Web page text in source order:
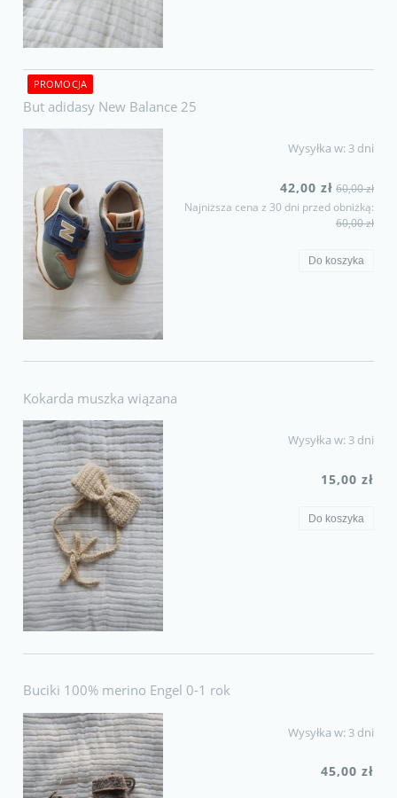
But adidasy New Balance 25
Wysyłka w: 3 dni
42,00 zł 60,00 zł
Najniższa cena z 30 dni przed obniżką:
60,00 zł
Do koszyka
PROMOCJA
Kokarda muszka wiązana
Wysyłka w: 3 dni
15,00 zł
Do koszyka
Buciki 100% merino Engel 0-1 rok
Wysyłka w: 3 dni
45,00 zł